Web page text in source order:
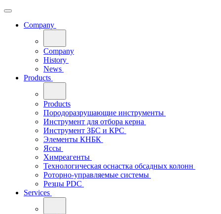
Company
Company
History
News
Products
Products
Породоразрушающие инструменты
Инструмент для отбора керна
Инструмент ЗБС и КРС
Элементы КНБК
Яссы
Химреагенты
Технологическая оснастка обсадных колонн
Роторно-управляемые системы
Резцы PDC
Services